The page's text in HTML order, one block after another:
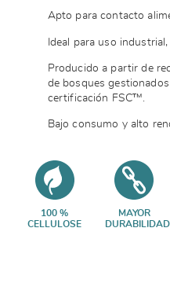
Apto para contacto
Ideal para uso
Producido a partir de
de bosques
certificación FSC™.
Bajo consumo y alto
100 %
CELLULOSE
MAYOR
DURABILIDAD